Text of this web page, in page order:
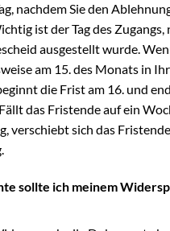
nachdem Sie den
ist der Tag des Zugangs,
ausgestellt wurde.
am 15. des Monats in
die Frist am 16. und
das Fristende auf ein
verschiebt sich das
sollte ich meinem